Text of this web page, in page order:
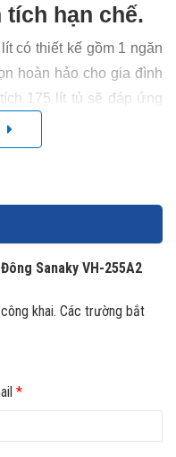
tích hạn chế.
có thiết kế gồm 1 ngăn
hoàn hảo cho gia đình
175 lít tủ sẽ đáp ứng
việc trữ đông và bảo
vóc dáng nhỏ nhắn và
“tươi mới”.
Sanaky VH-255A2
khai. Các trường bắt
*